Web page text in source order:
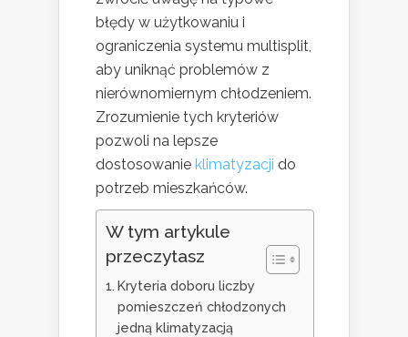
błędy w użytkowaniu i
ograniczenia systemu multisplit,
aby uniknąć problemów z
nierównomiernym chłodzeniem.
Zrozumienie tych kryteriów
pozwoli na lepsze
dostosowanie klimatyzacji do
potrzeb mieszkańców.
W tym artykule
przeczytasz
Kryteria doboru liczby
pomieszczeń chłodzonych
jedną klimatyzacją